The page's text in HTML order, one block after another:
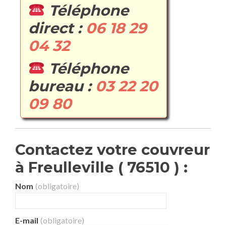
Téléphone
direct : 06 18 29
04 32
Téléphone
bureau : 03 22 20
09 80
Contactez votre couvreur
à Freulleville ( 76510 ) :
Nom (obligatoire)
E-mail (obligatoire)